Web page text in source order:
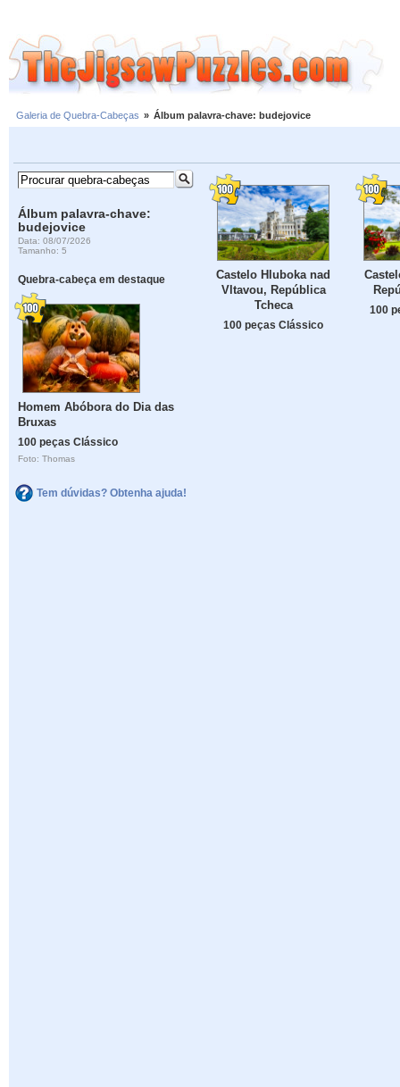
Galeria de Quebra-Cabeças » Álbum palavra-chave: budejovice
Álbum palavra-chave:
budejovice
Data: 08/07/2026
Tamanho: 5
Quebra-cabeça em destaque
Homem Abóbora do Dia das
Bruxas
100 peças Clássico
Foto: Thomas
Tem dúvidas? Obtenha ajuda!
Castelo Hluboka nad
Vltavou, República
Tcheca
100 peças Clássico
100